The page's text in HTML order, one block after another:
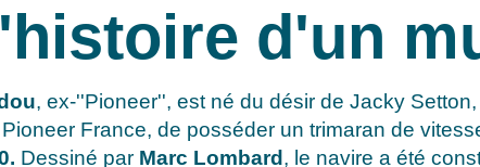
d'un
, ex-''Pioneer'', est né du désir de Jacky
France, de posséder un trimaran de
Dessiné par Marc Lombard , le navire a été